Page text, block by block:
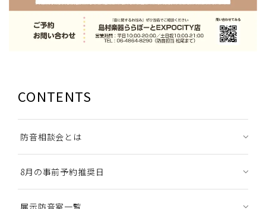
CONTENTS
防音相談会とは
8月の事前予約推奨日